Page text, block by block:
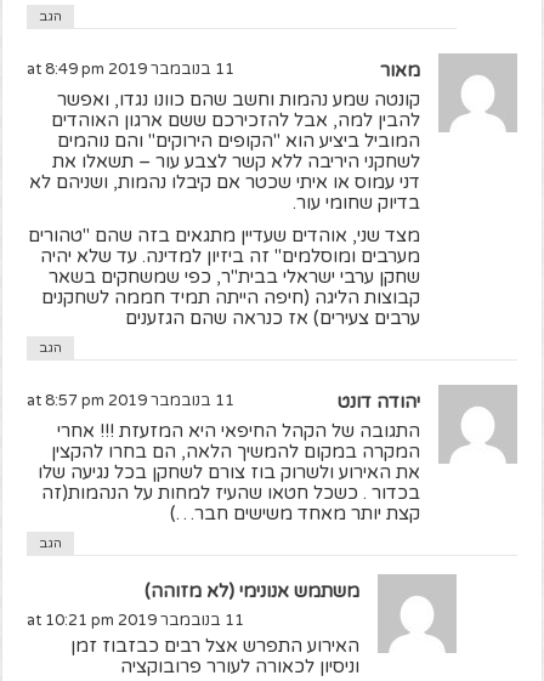
הגב
מאור 11 בנובמבר 2019 at 8:49 pm
קונטה שמע נהמות וחשב שהם כוונו נגדו, ואפשר
להבין למה, אבל להזכירכם ששם ארגון האוהדים
המוביל ביציע הוא "הקופים הירוקים" והם נוהמים
לשחקני היריבה ללא קשר לצבע עור – תשאלו את
דני עמוס או איתי שכטר אם קיבלו נהמות, ושניהם לא
בדיוק שחומי עור.
מצד שני, אוהדים שעדיין מתגאים בזה שהם "טהורים
מערבים ומוסלמים" זה ביזיון למדינה. עד שלא יהיה
שחקן ערבי ישראלי בבית"ר, כפי שמשחקים בשאר
קבוצות הליגה (חיפה הייתה תמיד חממה לשחקנים
ערבים צעירים) אז כנראה שהם הגזענים
הגב
יהודה דונט 11 בנובמבר 2019 at 8:57 pm
התגובה של הקהל החיפאי היא המזעזת !!! אחרי
המקרה במקום להמשיך הלאה, הם בחרו להקצין
את האירוע ולשרוק בוז צורם לשחקן בכל נגיעה שלו
בכדור . כשכל חטאו שהעיז למחות על הנהמות(זה
קצת יותר מאחד משישים חבר…)
הגב
משתמש אנונימי (לא מזוהה)
11 בנובמבר 2019 at 10:21 pm
האירוע התפרש אצל רבים כבזבוז זמן
וניסיון לכאורה לעורר פרובוקציה